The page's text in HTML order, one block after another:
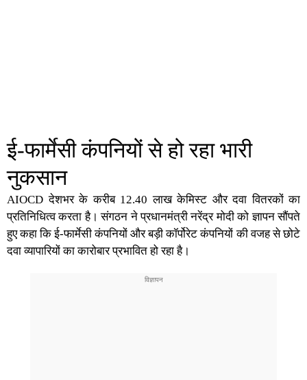
ई-फार्मेसी कंपनियों से हो रहा भारी
नुकसान
AIOCD देशभर के करीब 12.40 लाख केमिस्ट और दवा वितरकों का
प्रतिनिधित्व करता है। संगठन ने प्रधानमंत्री नरेंद्र मोदी को ज्ञापन सौंपते
हुए कहा कि ई-फार्मेसी कंपनियों और बड़ी कॉर्पोरेट कंपनियों की वजह से छोटे
दवा व्यापारियों का कारोबार प्रभावित हो रहा है।